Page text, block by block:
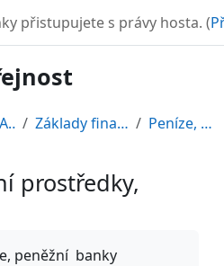
přistupujete s právy hosta. (
AKTUGRAM Základy finančních dovedností pro nefinančníky Peníze, peněžní prostředky, banky
prostředky,
peněžní banky